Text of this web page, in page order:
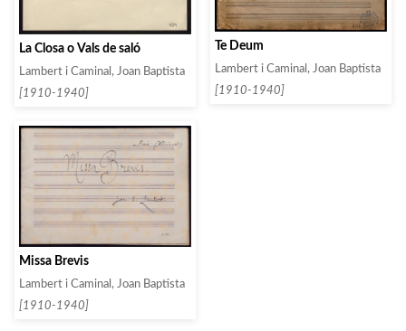
La Closa o Vals de saló
Lambert i Caminal, Joan Baptista
[1910-1940]
Te Deum
Lambert i Caminal, Joan Baptista
[1910-1940]
Missa Brevis
Lambert i Caminal, Joan Baptista
[1910-1940]